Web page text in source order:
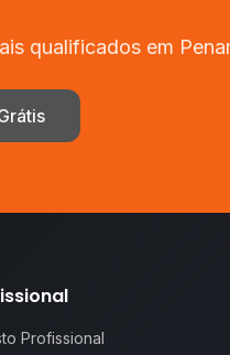
qualificados em
Profissional